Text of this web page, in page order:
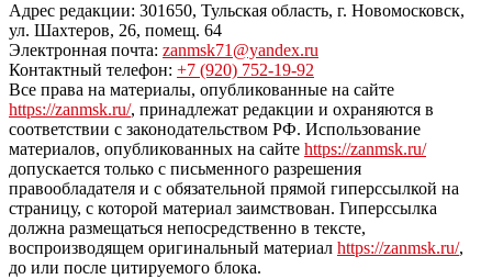
Адрес редакции: 301650, Тульская область, г. Новомосковск,
ул. Шахтеров, 26, помещ. 64
Электронная почта: zanmsk71@yandex.ru
Контактный телефон: +7 (920) 752-19-92
Все права на материалы, опубликованные на сайте
https://zanmsk.ru/, принадлежат редакции и охраняются в
соответствии с законодательством РФ. Использование
материалов, опубликованных на сайте https://zanmsk.ru/
допускается только с письменного разрешения
правообладателя и с обязательной прямой гиперссылкой на
страницу, с которой материал заимствован. Гиперссылка
должна размещаться непосредственно в тексте,
воспроизводящем оригинальный материал https://zanmsk.ru/,
до или после цитируемого блока.